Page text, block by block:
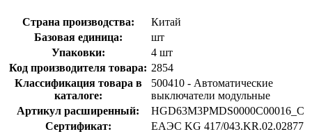
Страна производства:
Китай
Базовая единица:
шт
Упаковки:
4 шт
Код производителя товара: 2854
Классификация товара в
каталоге:
500410 - Автоматические
выключатели модульные
Артикул расширенный:
HGD63M3PMDS0000C00016_C
Сертификат:
ЕАЭС KG 417/043.KR.02.02877